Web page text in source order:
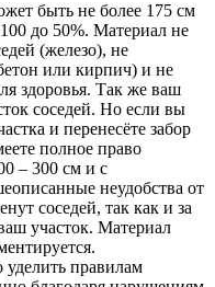
быть не более 175 см
до 50%. Материал не
(железо), не
или кирпич) и не
здоровья. Так же ваш
соседей. Но если вы
и перенесёте забор
полное право
– 300 см и с
неудобства от
соседей, так как и за
участок. Материал
правилам